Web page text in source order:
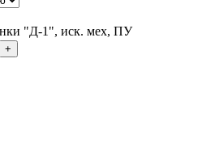
"Д-1", иск. мех, ПУ